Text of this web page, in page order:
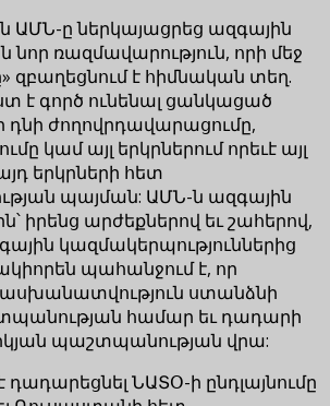
ԱՄՆ-ը ներկայացրեց ազգային
ռազմավարություն, որի մեջ
զբաղեցնում է հիմնական տեղ.
գործ ունենալ ցանկացած
դնի ժողովրդավարացումը,
կամ այլ երկրներում որեւէ այլ
երկրների հետ
պայման: ԱՄՆ-ն ազգային
իրենց արժեքներով եւ շահերով,
կազմակերպություններից
պահանջում է, որ
ստանձնի
համար եւ դադարի
պաշտպանության վրա:
ՆԱՏՕ-ի ընդլայնումը